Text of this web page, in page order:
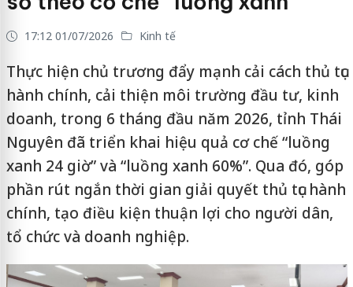
17:12 01/07/2026 Kinh tế
Thực hiện chủ trương đẩy mạnh cải cách thủ tục
hành chính, cải thiện môi trường đầu tư, kinh
doanh, trong 6 tháng đầu năm 2026, tỉnh Thái
Nguyên đã triển khai hiệu quả cơ chế “luồng
xanh 24 giờ” và “luồng xanh 60%”. Qua đó, góp
phần rút ngắn thời gian giải quyết thủ tục hành
chính, tạo điều kiện thuận lợi cho người dân,
tổ chức và doanh nghiệp.